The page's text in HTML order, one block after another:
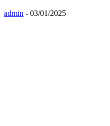
admin - 03/01/2025